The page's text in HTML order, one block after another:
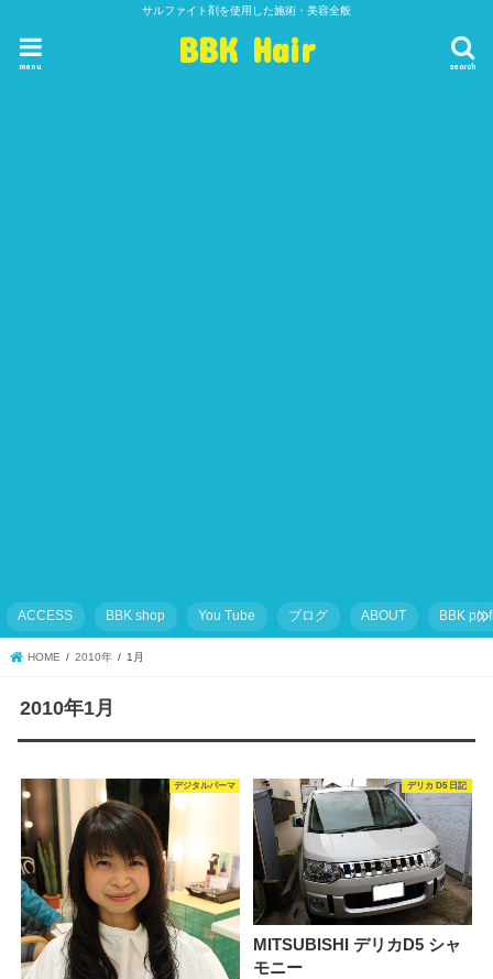
サルファイト剤を使用した施術・美容全般
BBK Hair search
menu
ACCESS BBK shop You Tube ブログ ABOUT BBK
HOME 2010年 1月
2010年1月
デジタルパーマ デリカ D5 日記
MITSUBISHI デリカD5 シャ
モニー